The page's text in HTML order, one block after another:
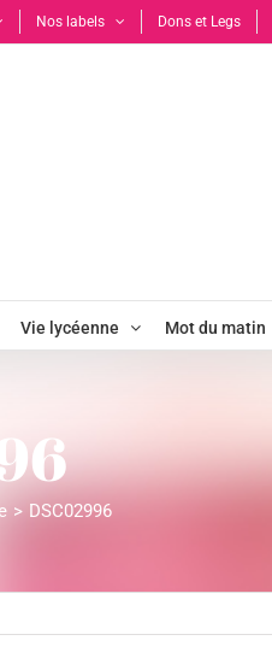
Nos labels Dons et Legs
Vie lycéenne Mot du matin
DSC02996